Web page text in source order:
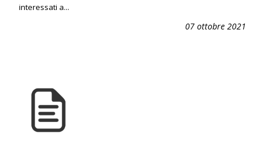
interessati a...
07 ottobre 2021